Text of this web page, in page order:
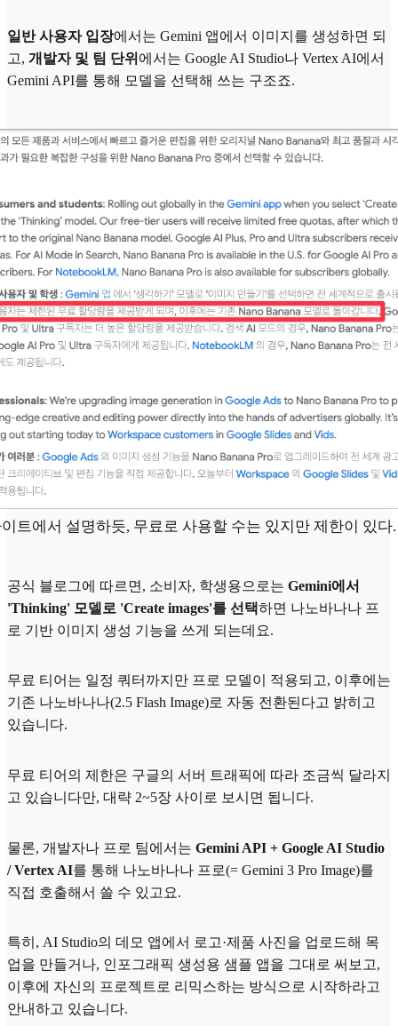
일반 사용자 입장에서는 Gemini 앱에서 이미지를 생성하면 되
고, 개발자 및 팀 단위 에서는 Google AI Studio나 Vertex AI에서
Gemini API를 통해 모델을 선택해 쓰는 구조죠.
트에서 설명하듯, 무료로 사용할 수는 있지만 제한이 있다.
공식 블로그에 따르면, 소비자, 학생용으로는 Gemini에서
'Thinking' 모델로 'Create images'를 선택하면 나노바나나 프
로 기반 이미지 생성 기능을 쓰게 되는데요.
무료 티어는 일정 쿼터까지만 프로 모델이 적용되고, 이후에는
기존 나노바나나(2.5 Flash Image)로 자동 전환된다고 밝히고
있습니다.
무료 티어의 제한은 구글의 서버 트래픽에 따라 조금씩 달라지
고 있습니다만, 대략 2~5장 사이로 보시면 됩니다.
물론, 개발자나 프로 팀에서는 Gemini API + Google AI Studio
/ Vertex AI를 통해 나노바나나 프로(= Gemini 3 Pro Image)를
직접 호출해서 쓸 수 있고요.
특히, AI Studio의 데모 앱에서 로고·제품 사진을 업로드해 목
업을 만들거나, 인포그래픽 생성용 샘플 앱을 그대로 써보고,
이후에 자신의 프로젝트로 리믹스하는 방식으로 시작하라고
안내하고 있습니다.